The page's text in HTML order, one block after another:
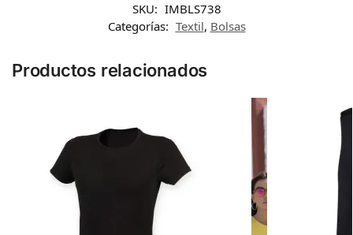
SKU: IMBLS738
Categorías: Textil, Bolsas
Productos relacionados